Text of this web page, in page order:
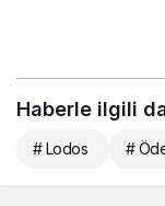
Haberle ilgili
# Lodos #